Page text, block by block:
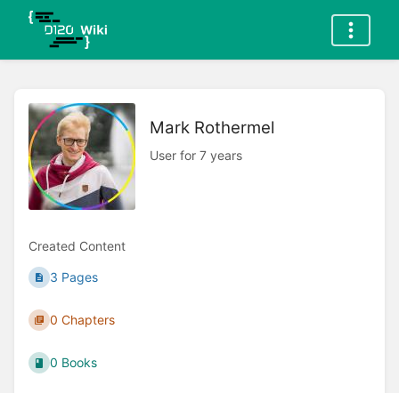
Mark Rothermel
User for 7 years
Created Content
3 Pages
0 Chapters
0 Books